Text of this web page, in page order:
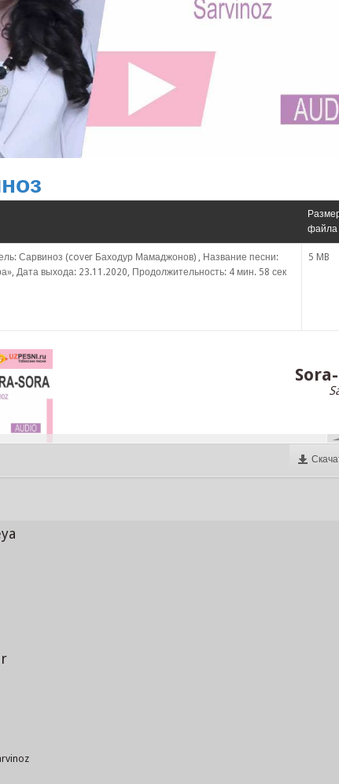
файла
Сарвиноз (cover Баходур Мамаджонов) , Название песни:
Дата выхода: 23.11.2020, Продолжительность: 4 мин. 58 сек
5 MB